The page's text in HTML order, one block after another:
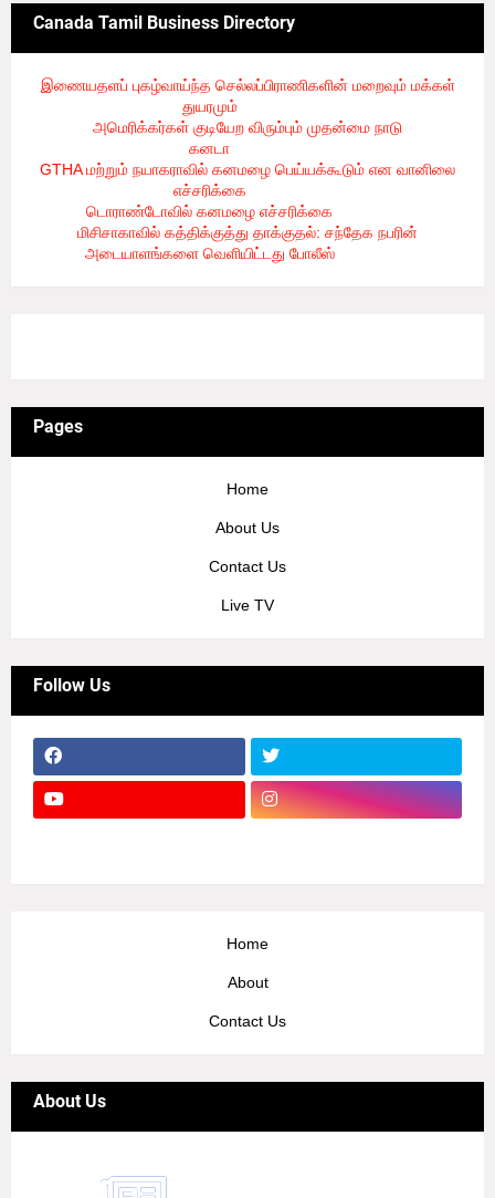
Canada Tamil Business Directory
இணையதளப் புகழ்வாய்ந்த செல்லப்பிராணிகளின் மறைவும் மக்கள்
துயரமும்- 8/2/2026
அமெரிக்கர்கள் குடியேற விரும்பும் முதன்மை நாடு
கனடா
GTHA மற்றும் நயாகராவில் கனமழை பெய்யக்கூடும் என வானிலை
எச்சரிக்கை
டொராண்டோவில் கனமழை எச்சரிக்கை
மிசிசாகாவில் கத்திக்குத்து தாக்குதல்: சந்தேக நபரின்
அடையாளங்களை வெளியிட்டது போலீஸ்- 8/1/2026
Pages
Home
About Us
Contact Us
Live TV
Follow Us
Home
About
Contact Us
About Us